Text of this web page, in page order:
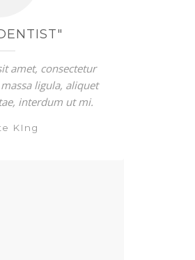
amet, consectetur
ligula, aliquet
interdum ut mi.
KIng